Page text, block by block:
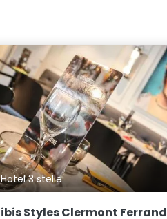
Hotel 3 stelle
ibis Styles Clermont Ferrand